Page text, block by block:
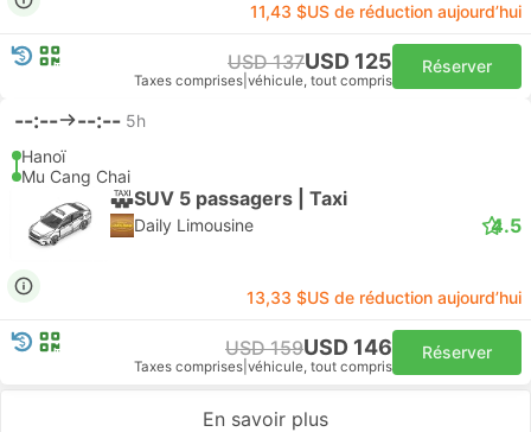
11,43 $US de réduction aujourd’hui
USD 137USD 125
Taxes comprises véhicule, tout compris
Réserver
--:-- --:-- 5h
Hanoï
Mu Cang Chai
SUV 5 passagers | Taxi
Daily Limousine 4.5
13,33 $US de réduction aujourd’hui
USD 159USD 146
Taxes comprises véhicule, tout compris
Réserver
En savoir plus